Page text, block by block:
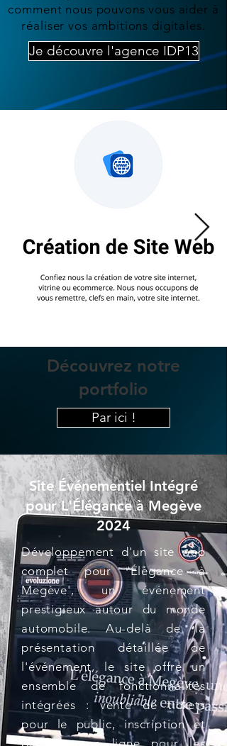
comment nous pouvons vous aider à
réaliser vos ambitions digitales.
Je découvre l'agence IDP13
Découvrez notre
portfolio
Par ici !
Site Événementiel Intégré
pour L'Élégance à Megève
2024
Développement d'un site web
complet pour 'Élégance à
Megève', un événement
prestigieux autour du monde
automobile. Au-delà de la
présentation détaillée de
l'événement, le site offre un
ensemble de fonctionnalités
intégrées : vente de tickets
pour le public, inscription et
paiement en ligne pour les